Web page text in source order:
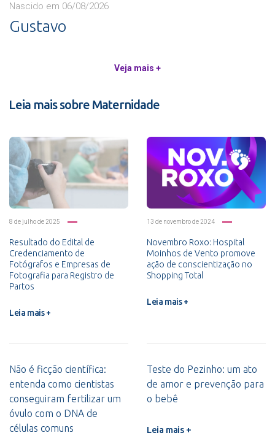
Nascido em 06/08/2026
Gustavo
Veja mais +
Leia mais sobre Maternidade
8 de julho de 2025
Resultado do Edital de
Credenciamento de
Fotógrafos e Empresas de
Fotografia para Registro de
Partos
Leia mais +
13 de novembro de 2024
Novembro Roxo: Hospital
Moinhos de Vento promove
ação de conscientização no
Shopping Total
Leia mais +
Não é ficção científica:
entenda como cientistas
conseguiram fertilizar um
óvulo com o DNA de
células comuns
Teste do Pezinho: um ato
de amor e prevenção para
o bebê
Leia mais +